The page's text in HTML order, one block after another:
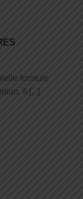
formule
A [...]